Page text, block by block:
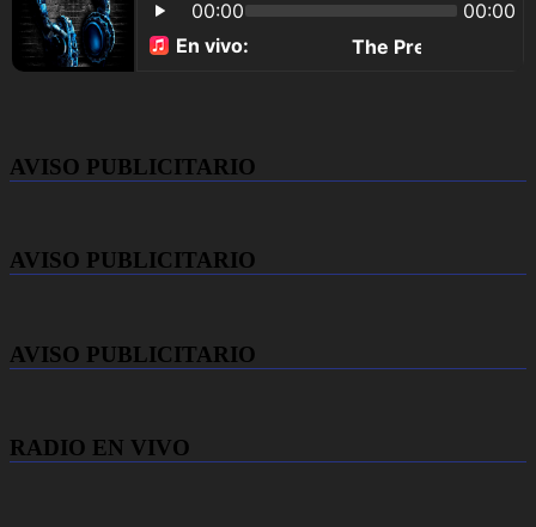
AVISO PUBLICITARIO
AVISO PUBLICITARIO
AVISO PUBLICITARIO
RADIO EN VIVO